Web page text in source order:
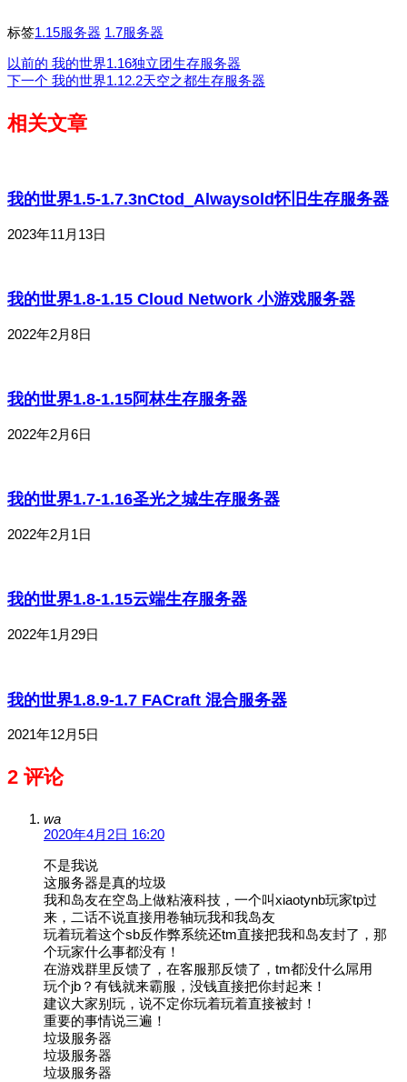
标签1.15服务器 1.7服务器
以前的 我的世界1.16独立团生存服务器
下一个 我的世界1.12.2天空之都生存服务器
相关文章
我的世界1.5-1.7.3nCtod_Alwaysold怀旧生存服务器
2023年11月13日
我的世界1.8-1.15 Cloud Network 小游戏服务器
2022年2月8日
我的世界1.8-1.15阿林生存服务器
2022年2月6日
我的世界1.7-1.16圣光之城生存服务器
2022年2月1日
我的世界1.8-1.15云端生存服务器
2022年1月29日
我的世界1.8.9-1.7 FACraft 混合服务器
2021年12月5日
2 评论
wa
2020年4月2日 16:20
不是我说
这服务器是真的垃圾
我和岛友在空岛上做粘液科技，一个叫xiaotynb玩家tp过
来，二话不说直接用卷轴玩我和我岛友
玩着玩着这个sb反作弊系统还tm直接把我和岛友封了，那
个玩家什么事都没有！
在游戏群里反馈了，在客服那反馈了，tm都没什么屌用
玩个jb？有钱就来霸服，没钱直接把你封起来！
建议大家别玩，说不定你玩着玩着直接被封！
重要的事情说三遍！
垃圾服务器
垃圾服务器
垃圾服务器